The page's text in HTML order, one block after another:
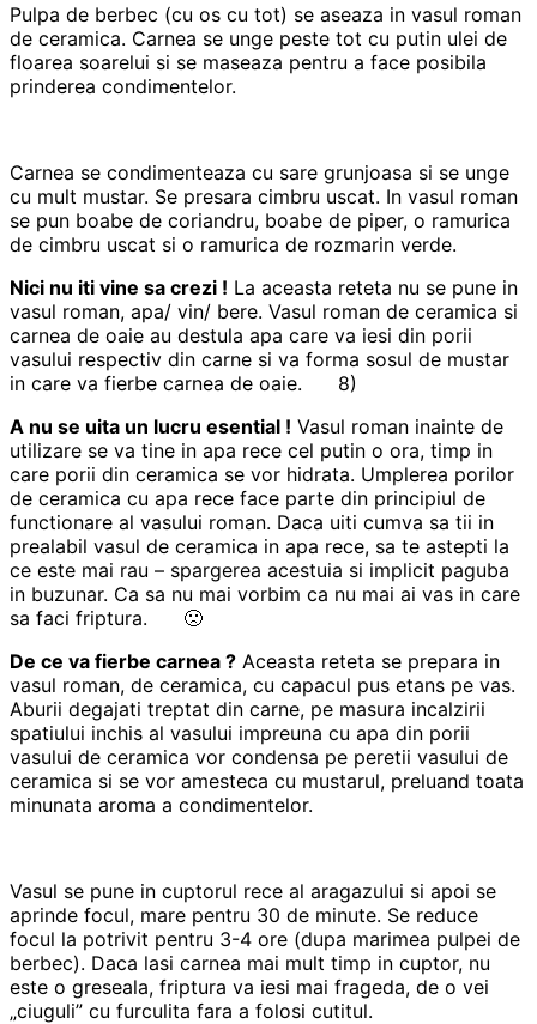
Pulpa de berbec (cu os cu tot) se aseaza in vasul roman
de ceramica. Carnea se unge peste tot cu putin ulei de
floarea soarelui si se maseaza pentru a face posibila
prinderea condimentelor.
Carnea se condimenteaza cu sare grunjoasa si se unge
cu mult mustar. Se presara cimbru uscat. In vasul roman
se pun boabe de coriandru, boabe de piper, o ramurica
de cimbru uscat si o ramurica de rozmarin verde.
Nici nu iti vine sa crezi ! La aceasta reteta nu se pune in
vasul roman, apa/ vin/ bere. Vasul roman de ceramica si
carnea de oaie au destula apa care va iesi din porii
vasului respectiv din carne si va forma sosul de mustar
in care va fierbe carnea de oaie. 8)
A nu se uita un lucru esential ! Vasul roman inainte de
utilizare se va tine in apa rece cel putin o ora, timp in
care porii din ceramica se vor hidrata. Umplerea porilor
de ceramica cu apa rece face parte din principiul de
functionare al vasului roman. Daca uiti cumva sa tii in
prealabil vasul de ceramica in apa rece, sa te astepti la
ce este mai rau – spargerea acestuia si implicit paguba
in buzunar. Ca sa nu mai vorbim ca nu mai ai vas in care
sa faci friptura. 🙁
De ce va fierbe carnea ? Aceasta reteta se prepara in
vasul roman, de ceramica, cu capacul pus etans pe vas.
Aburii degajati treptat din carne, pe masura incalzirii
spatiului inchis al vasului impreuna cu apa din porii
vasului de ceramica vor condensa pe peretii vasului de
ceramica si se vor amesteca cu mustarul, preluand toata
minunata aroma a condimentelor.
Vasul se pune in cuptorul rece al aragazului si apoi se
aprinde focul, mare pentru 30 de minute. Se reduce
focul la potrivit pentru 3-4 ore (dupa marimea pulpei de
berbec). Daca lasi carnea mai mult timp in cuptor, nu
este o greseala, friptura va iesi mai frageda, de o vei
„ciuguli” cu furculita fara a folosi cutitul.